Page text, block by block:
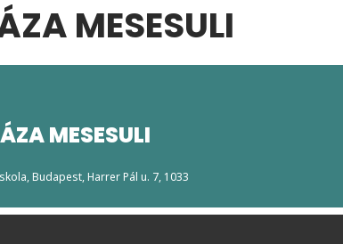
MESESULI
MESESULI
, Budapest, Harrer Pál u. 7, 1033